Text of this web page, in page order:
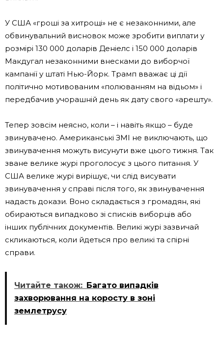
У США «гроші за хитрощі» не є незаконними, але
обвинувальний висновок може зробити виплати у
розмірі 130 000 доларів Деніелс і 150 000 доларів
Макдугал незаконними внесками до виборчої
кампанії у штаті Нью-Йорк. Трамп вважає ці дії
політично мотивованим «полюванням на відьом» і
передбачив учорашній день як дату свого «арешту».
Тепер зовсім неясно, коли – і навіть якщо – буде
звинувачено. Американські ЗМІ не виключають, що
звинувачення можуть висунути вже цього тижня. Так
зване велике журі проголосує з цього питання. У
США велике журі вирішує, чи слід висувати
звинувачення у справі після того, як звинувачення
надасть докази. Воно складається з громадян, які
обираються випадково зі списків виборців або
інших публічних документів. Великі журі зазвичай
скликаються, коли йдеться про великі та спірні
справи.
Читайте також: Багато випадків
захворювання на коросту в зоні
землетрусу